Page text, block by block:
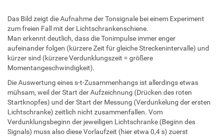
Das Bild zeigt die Aufnahme der Tonsignale bei einem Experiment
zum freien Fall mit der Lichtschrankenschiene.
Man erkennt deutlich, dass die Tonimpulse immer enger
aufeinander folgen (kürzere Zeit für gleiche Streckenintervalle) und
kürzer sind (kürzere Verdunklungszeit = größere
Momentangeschwindigkeit).
Die Auswertung eines s-t-Zusammenhangs ist allerdings etwas
mühsam, weil der Start der Aufzeichnung (Drücken des roten
Startknopfes) und der Start der Messung (Verdunkelung der ersten
Lichtschranke) zeitlich nicht zusammenfallen. Vom
Verdunklungsbeginn der jeweiligen Lichtschranke (Beginn des
Signals) muss also diese Vorlaufzeit (hier etwa 0,4 s) zuerst